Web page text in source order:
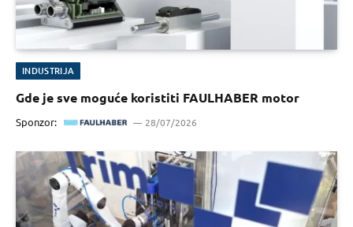
INDUSTRIJA
Gde je sve moguće koristiti FAULHABER motor
Sponzor: 28/07/2026